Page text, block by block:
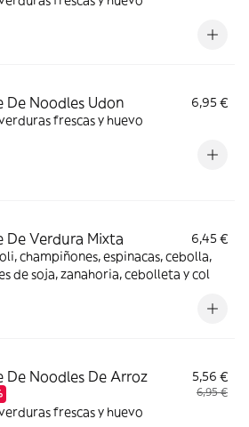
De Noodles Udon
6,95 €
frescas y huevo
De Verdura Mixta
6,45 €
champiñones, espinacas, cebolla,
de soja, zanahoria, cebolleta y col
De Noodles De Arroz 5,56 €
6,95 €
frescas y huevo